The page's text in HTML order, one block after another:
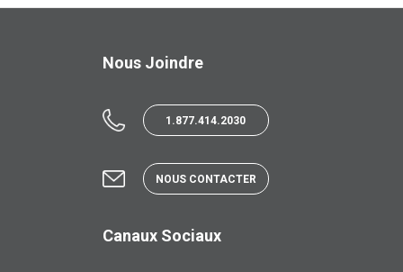
Nous Joindre
1.877.414.2030
NOUS CONTACTER
Canaux Sociaux